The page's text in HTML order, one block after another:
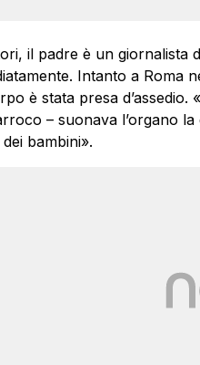
il padre è un giornalista
Intanto a Roma
è stata presa
– suonava l’organo
bambini».